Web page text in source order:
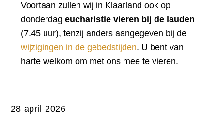
Voortaan zullen wij in Klaarland ook op
donderdag eucharistie vieren bij de lauden
(7.45 uur), tenzij anders aangegeven bij de
wijzigingen in de gebedstijden. U bent van
harte welkom om met ons mee te vieren.
28 april 2026